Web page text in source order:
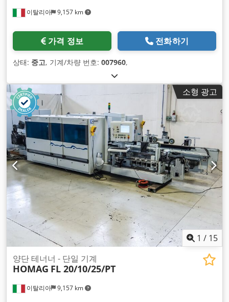
이탈리아 9,157 km
가격 정보 전화하기
상태: 중고, 기계/차량 번호: 007960,
소형 광고
1 / 15
이탈리아 9,157 km
양단 테너너 - 단일 기계
HOMAG FL 20/10/25/PT